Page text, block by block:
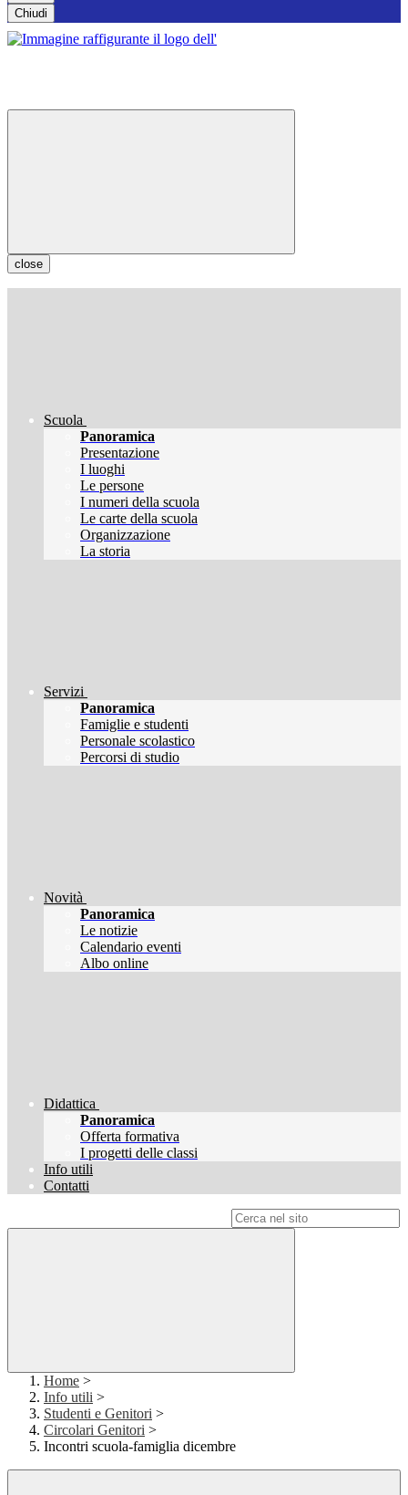
Chiudi
close
Scuola
Panoramica
Presentazione
I luoghi
Le persone
I numeri della scuola
Le carte della scuola
Organizzazione
La storia
Servizi
Panoramica
Famiglie e studenti
Personale scolastico
Percorsi di studio
Novità
Panoramica
Le notizie
Calendario eventi
Albo online
Didattica
Panoramica
Offerta formativa
I progetti delle classi
Info utili
Contatti
Home >
Info utili >
Studenti e Genitori >
Circolari Genitori >
Incontri scuola-famiglia dicembre